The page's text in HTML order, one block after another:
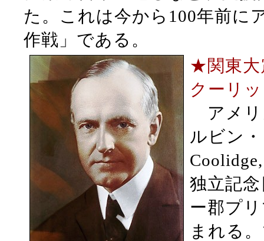
た。これは今から100年前に
作戦」である。
★関東大
クーリ
アメリ
ルビン
独立記
ー郡プ
まれる